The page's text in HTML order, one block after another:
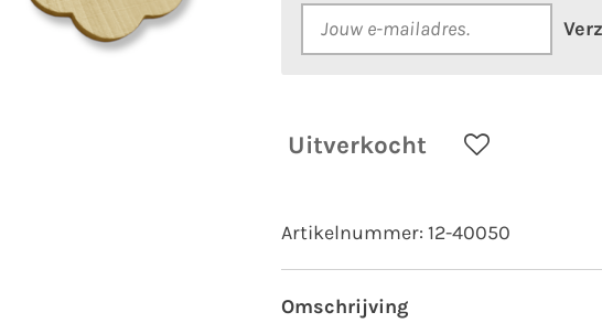
Uitverkocht
Artikelnummer: 12-40050
Omschrijving